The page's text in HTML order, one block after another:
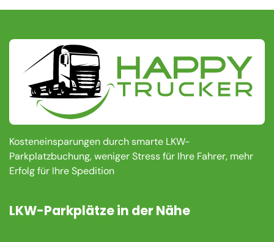
Kosteneinsparungen durch smarte LKW-
Parkplatzbuchung, weniger Stress für Ihre Fahrer, mehr
Erfolg für Ihre Spedition
LKW-Parkplätze in der Nähe